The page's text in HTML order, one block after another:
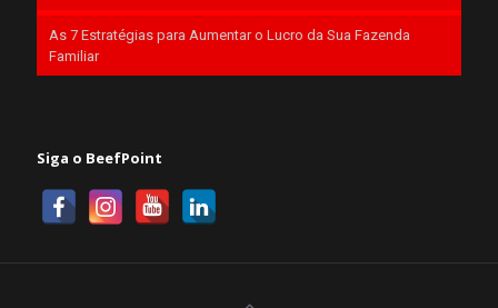
As 7 Estratégias para Aumentar o Lucro da Sua Fazenda
Familiar
Siga o BeefPoint